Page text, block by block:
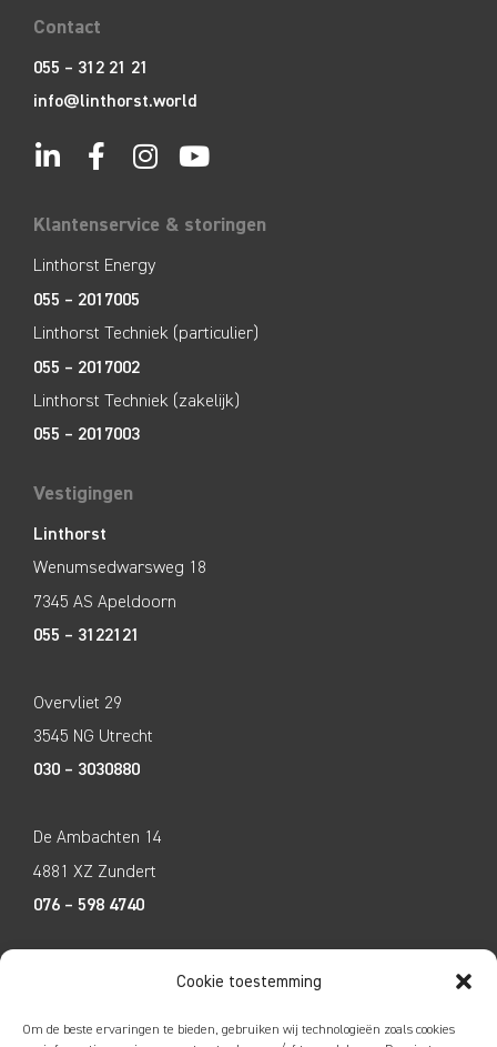
Cookie toestemming
Om de beste ervaringen te bieden, gebruiken wij technologieën zoals cookies
Contact
055 – 312 21 21
info@linthorst.world
Klantenservice & storingen
Linthorst Energy
055 – 2017005
Linthorst Techniek (particulier)
055 – 2017002
Linthorst Techniek (zakelijk)
055 – 2017003
Vestigingen
Linthorst
Wenumsedwarsweg 18
7345 AS Apeldoorn
055 – 3122121
Overvliet 29
3545 NG Utrecht
030 – 3030880
De Ambachten 14
4881 XZ Zundert
076 – 598 4740
6365 ET Schinnen